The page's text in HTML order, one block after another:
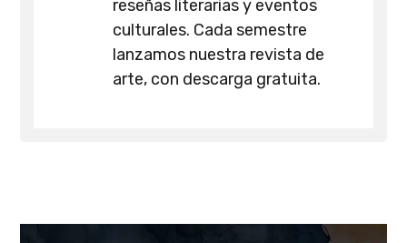
reseñas literarias y eventos
culturales. Cada semestre
lanzamos nuestra revista de
arte, con descarga gratuita.